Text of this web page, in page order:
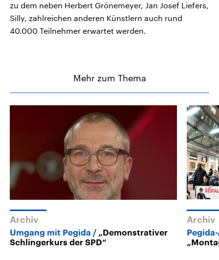
zu dem neben Herbert Grönemeyer, Jan Josef Liefers,
Silly, zahlreichen anderen Künstlern auch rund
40.000 Teilnehmer erwartet werden.
Mehr zum Thema
Archiv
Umgang mit Pegida
„Demonstrativer
Schlingerkurs der SPD“
Archiv